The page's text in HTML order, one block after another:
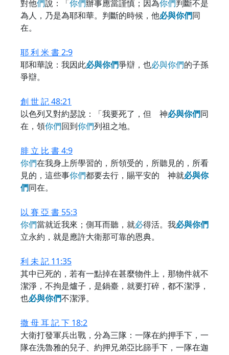
對他們說：「你們辦事應當謹慎；因為你們判斷不是
為人，乃是為耶和華。判斷的時候，他必與你們同
在。
耶 利 米 書 2:9
耶和華說：我因此必與你們爭辯，也必與你們的子孫
爭辯。
創 世 記 48:21
以色列又對約瑟說：「我要死了，但 神必與你們同
在，領你們回到你們列祖之地。
腓 立 比 書 4:9
你們在我身上所學習的，所領受的，所聽見的，所看
見的，這些事你們都要去行，賜平安的 神就必與你
們同在。
以 賽 亞 書 55:3
你們當就近我來；側耳而聽，就必得活。我必與你們
立永約，就是應許大衛那可靠的恩典。
利 未 記 11:35
其中已死的，若有一點掉在甚麼物件上，那物件就不
潔淨，不拘是爐子，是鍋臺，就要打碎，都不潔淨，
也必與你們不潔淨。
撒 母 耳 記 下 18:2
大衛打發軍兵出戰，分為三隊：一隊在約押手下，一
隊在洗魯雅的兒子、約押兄弟亞比篩手下，一隊在迦